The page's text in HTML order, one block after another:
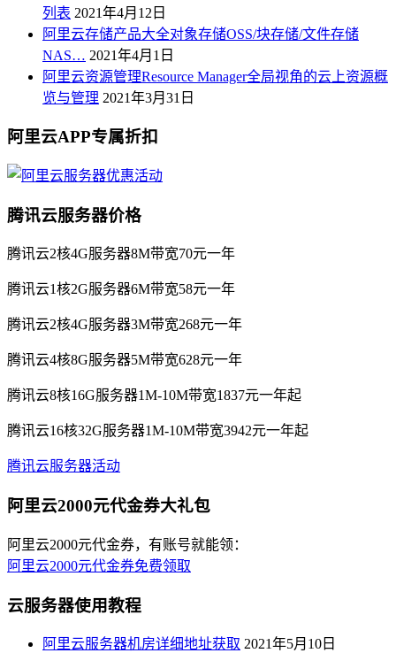
列表 2021年4月12日
阿里云存储产品大全对象存储OSS/块存储/文件存储
NAS… 2021年4月1日
阿里云资源管理Resource Manager全局视角的云上资源概
览与管理 2021年3月31日
阿里云APP专属折扣
腾讯云服务器价格
腾讯云2核4G服务器8M带宽70元一年
腾讯云1核2G服务器6M带宽58元一年
腾讯云2核4G服务器3M带宽268元一年
腾讯云4核8G服务器5M带宽628元一年
腾讯云8核16G服务器1M-10M带宽1837元一年起
腾讯云16核32G服务器1M-10M带宽3942元一年起
腾讯云服务器活动
阿里云2000元代金券大礼包
阿里云2000元代金券，有账号就能领：
阿里云2000元代金券免费领取
云服务器使用教程
阿里云服务器机房详细地址获取 2021年5月10日